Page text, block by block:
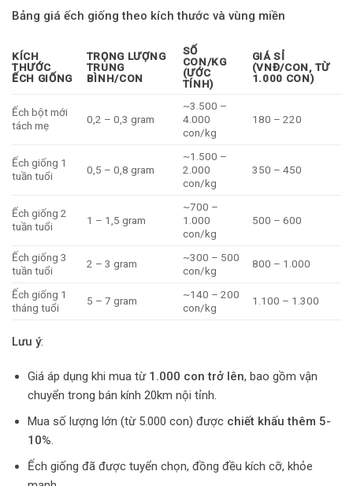
Bảng giá ếch giống theo kích thước và vùng miền
KÍCH
THƯỚC
ẾCH GIỐNG
TRỌNG LƯỢNG
TRUNG
BÌNH/CON
SỐ
CON/KG
(ƯỚC
TÍNH)
GIÁ SỈ
(VNĐ/CON, TỪ
1.000 CON)
Ếch bột mới
tách mẹ
0,2 – 0,3 gram
~3.500 –
4.000
con/kg
180 – 220
Ếch giống 1
tuần tuổi
0,5 – 0,8 gram
~1.500 –
2.000
con/kg
350 – 450
Ếch giống 2
tuần tuổi
1 – 1,5 gram
~700 –
1.000
con/kg
500 – 600
Ếch giống 3
tuần tuổi
2 – 3 gram
~300 – 500
con/kg
800 – 1.000
Ếch giống 1
tháng tuổi
5 – 7 gram
~140 – 200
con/kg
1.100 – 1.300
Lưu ý:
Giá áp dụng khi mua từ 1.000 con trở lên, bao gồm vận
chuyển trong bán kính 20km nội tỉnh.
Mua số lượng lớn (từ 5.000 con) được chiết khấu thêm 5-
10%.
Ếch giống đã được tuyển chọn, đồng đều kích cỡ, khỏe